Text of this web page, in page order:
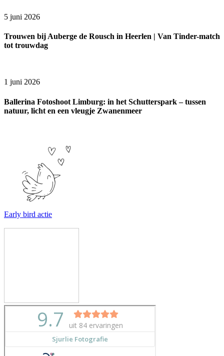
5 juni 2026
Trouwen bij Auberge de Rousch in Heerlen | Van Tinder-match
tot trouwdag
1 juni 2026
Ballerina Fotoshoot Limburg: in het Schutterspark – tussen
natuur, licht en een vleugje Zwanenmeer
Early bird actie